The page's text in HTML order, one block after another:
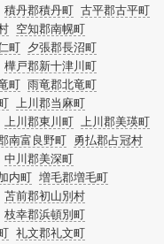
積丹郡積丹町 古平郡古平町
空知郡南幌町
町 夕張郡長沼町
樺戸郡新十津川町
町 雨竜郡北竜町
上川郡当麻町
上川郡東川町 上川郡美瑛町
南富良野町 勇払郡占冠村
中川郡美深町
内町 増毛郡増毛町
苫前郡初山別村
枝幸郡浜頓別町
礼文郡礼文町